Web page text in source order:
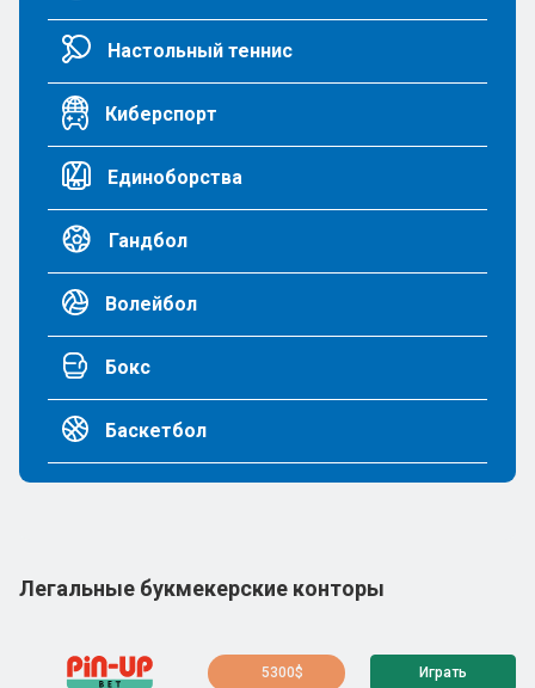
Настольный теннис
Киберспорт
Единоборства
Гандбол
Волейбол
Бокс
Баскетбол
Легальные букмекерские конторы
5300$ Играть